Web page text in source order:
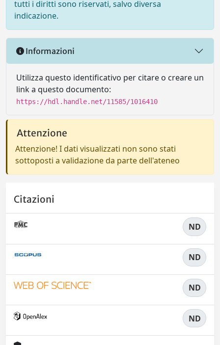
tutti i diritti sono riservati, salvo diversa
indicazione.
Informazioni
Utilizza questo identificativo per citare o creare un
link a questo documento:
https://hdl.handle.net/11585/1016410
Attenzione
Attenzione! I dati visualizzati non sono stati
sottoposti a validazione da parte dell'ateneo
Citazioni
ND
ND
ND
ND